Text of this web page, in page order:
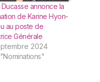
annonce la
de Karine Hyon-
au poste de
Générale
2024